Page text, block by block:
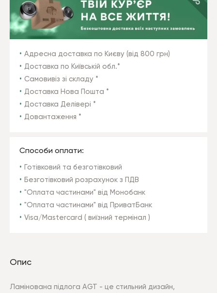
Адресна доставка по Києву (від 800 грн)
Доставка по Київській обл.*
Самовивіз зі складу *
Доставка Нова Пошта *
Доставка Делівері *
Довантаження *
Способи оплати:
Готівковий та безготівковий
Безготівковий розрахунок з ПДВ
"Оплата частинами" від Монобанк
"Оплата частинами" від ПриватБанк
Visa/Mastercard ( виїзний термінал )
Опис
Ламінована підлога AGT - це стильний дизайн,